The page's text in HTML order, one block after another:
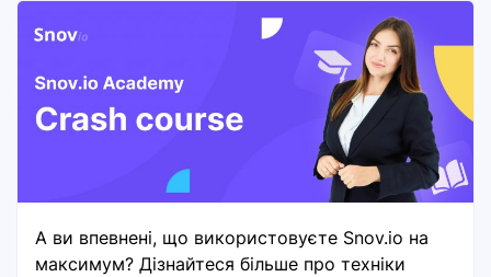
А ви впевнені, що використовуєте Snov.io на
максимум? Дізнайтеся більше про техніки